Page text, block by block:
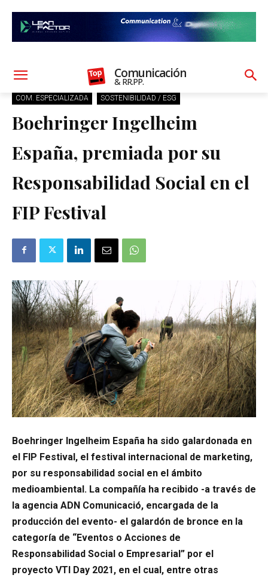
Comunicación
& RR.PP.
COM. ESPECIALIZADA SOSTENIBILIDAD / ESG
Boehringer Ingelheim
España, premiada por su
Responsabilidad Social en el
FIP Festival
Boehringer Ingelheim España ha sido galardonada en
el FIP Festival, el festival internacional de marketing,
por su responsabilidad social en el ámbito
medioambiental. La compañía ha recibido -a través de
la agencia ADN Comunicació, encargada de la
producción del evento- el galardón de bronce en la
categoría de “Eventos o Acciones de
Responsabilidad Social o Empresarial” por el
proyecto VTI Day 2021, en el cual, entre otras